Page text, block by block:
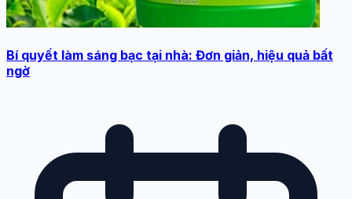
Bí quyết làm sáng bạc tại nhà: Đơn giản, hiệu quả bất
ngờ